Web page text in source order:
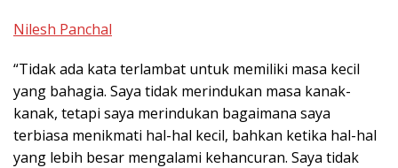
Nilesh Panchal
“Tidak ada kata terlambat untuk memiliki masa kecil
yang bahagia. Saya tidak merindukan masa kanak-
kanak, tetapi saya merindukan bagaimana saya
terbiasa menikmati hal-hal kecil, bahkan ketika hal-hal
yang lebih besar mengalami kehancuran. Saya tidak